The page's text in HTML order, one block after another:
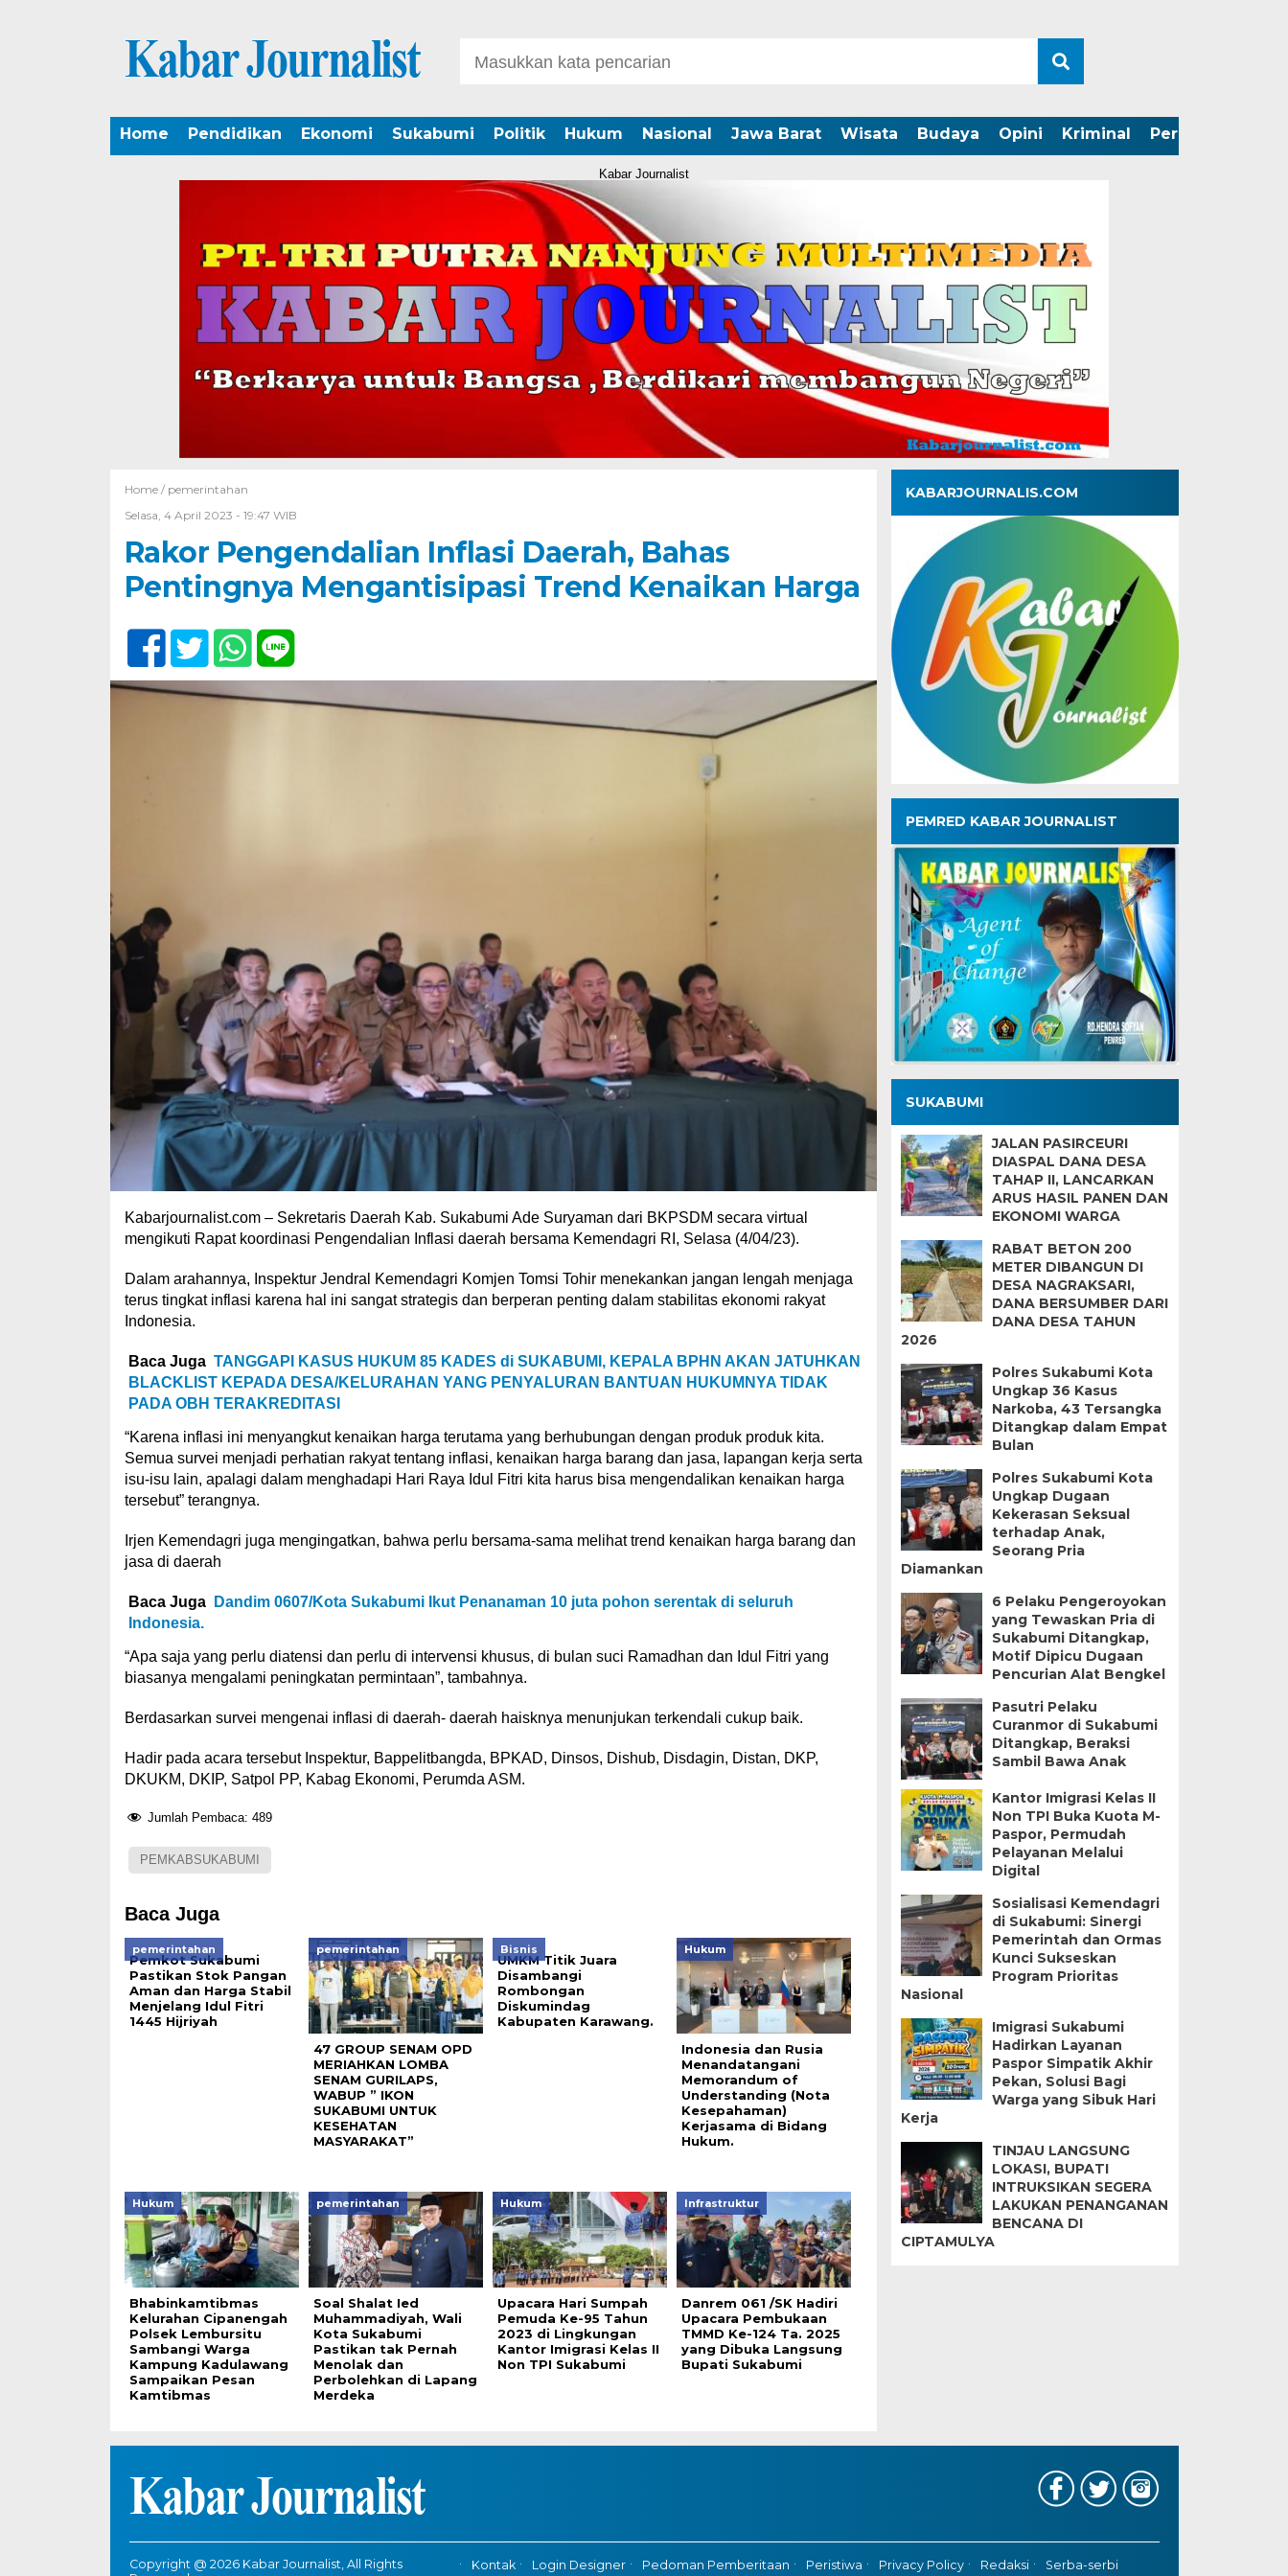
Home Pendidikan Ekonomi Sukabumi Politik Hukum Nasional Jawa Barat Wisata Budaya Opini Kriminal Peristiwa
Kabar Journalist
Home / pemerintahan
Selasa, 4 April 2023 - 19:47 WIB
Rakor Pengendalian Inflasi Daerah, Bahas
Pentingnya Mengantisipasi Trend Kenaikan Harga
Kabarjournalist.com – Sekretaris Daerah Kab. Sukabumi Ade Suryaman dari BKPSDM secara virtual
mengikuti Rapat koordinasi Pengendalian Inflasi daerah bersama Kemendagri RI, Selasa (4/04/23).
Dalam arahannya, Inspektur Jendral Kemendagri Komjen Tomsi Tohir menekankan jangan lengah menjaga
terus tingkat inflasi karena hal ini sangat strategis dan berperan penting dalam stabilitas ekonomi rakyat
Indonesia.
Baca Juga TANGGAPI KASUS HUKUM 85 KADES di SUKABUMI, KEPALA BPHN AKAN JATUHKAN
BLACKLIST KEPADA DESA/KELURAHAN YANG PENYALURAN BANTUAN HUKUMNYA TIDAK
PADA OBH TERAKREDITASI
“Karena inflasi ini menyangkut kenaikan harga terutama yang berhubungan dengan produk produk kita.
Semua survei menjadi perhatian rakyat tentang inflasi, kenaikan harga barang dan jasa, lapangan kerja serta
isu-isu lain, apalagi dalam menghadapi Hari Raya Idul Fitri kita harus bisa mengendalikan kenaikan harga
tersebut” terangnya.
Irjen Kemendagri juga mengingatkan, bahwa perlu bersama-sama melihat trend kenaikan harga barang dan
jasa di daerah
Baca Juga
Dandim 0607/Kota Sukabumi Ikut Penanaman 10 juta pohon serentak di seluruh
Indonesia.
“Apa saja yang perlu diatensi dan perlu di intervensi khusus, di bulan suci Ramadhan dan Idul Fitri yang
biasanya mengalami peningkatan permintaan”, tambahnya.
Berdasarkan survei mengenai inflasi di daerah- daerah haisknya menunjukan terkendali cukup baik.
Hadir pada acara tersebut Inspektur, Bappelitbangda, BPKAD, Dinsos, Dishub, Disdagin, Distan, DKP,
DKUKM, DKIP, Satpol PP, Kabag Ekonomi, Perumda ASM.
Jumlah Pembaca: 489
PEMKABSUKABUMI
Baca Juga
pemerintahan
Pemkot Sukabumi
Pastikan Stok Pangan
Aman dan Harga Stabil
Menjelang Idul Fitri
1445 Hijriyah
pemerintahan
47 GROUP SENAM OPD
MERIAHKAN LOMBA
SENAM GURILAPS,
WABUP ” IKON
SUKABUMI UNTUK
KESEHATAN
MASYARAKAT”
Bisnis
UMKM Titik Juara
Disambangi
Rombongan
Diskumindag
Kabupaten Karawang.
Hukum
Indonesia dan Rusia
Menandatangani
Memorandum of
Understanding (Nota
Kesepahaman)
Kerjasama di Bidang
Hukum.
Hukum
Bhabinkamtibmas
Kelurahan Cipanengah
Polsek Lembursitu
Sambangi Warga
Kampung Kadulawang
Sampaikan Pesan
Kamtibmas
pemerintahan
Soal Shalat Ied
Muhammadiyah, Wali
Kota Sukabumi
Pastikan tak Pernah
Menolak dan
Perbolehkan di Lapang
Merdeka
Hukum
Upacara Hari Sumpah
Pemuda Ke-95 Tahun
2023 di Lingkungan
Kantor Imigrasi Kelas II
Non TPI Sukabumi
Infrastruktur
Danrem 061 /SK Hadiri
Upacara Pembukaan
TMMD Ke-124 Ta. 2025
yang Dibuka Langsung
Bupati Sukabumi
KABARJOURNALIS.COM
PEMRED KABAR JOURNALIST
SUKABUMI
JALAN PASIRCEURI
DIASPAL DANA DESA
TAHAP II, LANCARKAN
ARUS HASIL PANEN DAN
EKONOMI WARGA
RABAT BETON 200
METER DIBANGUN DI
DESA NAGRAKSARI,
DANA BERSUMBER DARI
DANA DESA TAHUN
2026
Polres Sukabumi Kota
Ungkap 36 Kasus
Narkoba, 43 Tersangka
Ditangkap dalam Empat
Bulan
Polres Sukabumi Kota
Ungkap Dugaan
Kekerasan Seksual
terhadap Anak,
Seorang Pria
Diamankan
6 Pelaku Pengeroyokan
yang Tewaskan Pria di
Sukabumi Ditangkap,
Motif Dipicu Dugaan
Pencurian Alat Bengkel
Pasutri Pelaku
Curanmor di Sukabumi
Ditangkap, Beraksi
Sambil Bawa Anak
Kantor Imigrasi Kelas II
Non TPI Buka Kuota M-
Paspor, Permudah
Pelayanan Melalui
Digital
Sosialisasi Kemendagri
di Sukabumi: Sinergi
Pemerintah dan Ormas
Kunci Sukseskan
Program Prioritas
Nasional
Imigrasi Sukabumi
Hadirkan Layanan
Paspor Simpatik Akhir
Pekan, Solusi Bagi
Warga yang Sibuk Hari
Kerja
TINJAU LANGSUNG
LOKASI, BUPATI
INTRUKSIKAN SEGERA
LAKUKAN PENANGANAN
BENCANA DI
CIPTAMULYA
Copyright @ 2026 Kabar Journalist, All Rights
Kontak Login Designer Pedoman Pemberitaan Peristiwa Privacy Policy Redaksi
Serba-serbi